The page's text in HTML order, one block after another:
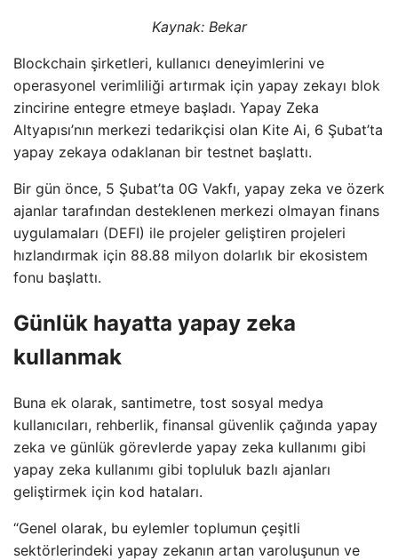
Kaynak: Bekar
Blockchain şirketleri, kullanıcı deneyimlerini ve
operasyonel verimliliği artırmak için yapay zekayı blok
zincirine entegre etmeye başladı. Yapay Zeka
Altyapısı’nın merkezi tedarikçisi olan Kite Ai, 6 Şubat’ta
yapay zekaya odaklanan bir testnet başlattı.
Bir gün önce, 5 Şubat’ta 0G Vakfı, yapay zeka ve özerk
ajanlar tarafından desteklenen merkezi olmayan finans
uygulamaları (DEFI) ile projeler geliştiren projeleri
hızlandırmak için 88.88 milyon dolarlık bir ekosistem
fonu başlattı.
Günlük hayatta yapay zeka
kullanmak
Buna ek olarak, santimetre, tost sosyal medya
kullanıcıları, rehberlik, finansal güvenlik çağında yapay
zeka ve günlük görevlerde yapay zeka kullanımı gibi
yapay zeka kullanımı gibi topluluk bazlı ajanları
geliştirmek için kod hataları.
“Genel olarak, bu eylemler toplumun çeşitli
sektörlerindeki yapay zekanın artan varoluşunun ve